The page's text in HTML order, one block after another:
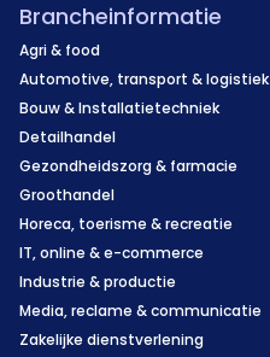
Brancheinformatie
Agri & food
Automotive, transport & logistiek
Bouw & Installatietechniek
Detailhandel
Gezondheidszorg & farmacie
Groothandel
Horeca, toerisme & recreatie
IT, online & e-commerce
Industrie & productie
Media, reclame & communicatie
Zakelijke dienstverlening